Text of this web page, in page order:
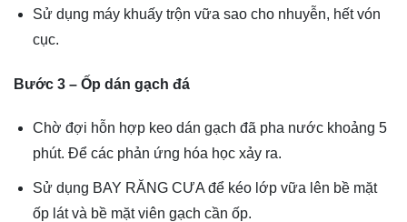
Sử dụng máy khuấy trộn vữa sao cho nhuyễn, hết vón
cục.
Bước 3 – Ốp dán gạch đá
Chờ đợi hỗn hợp keo dán gạch đã pha nước khoảng 5
phút. Để các phản ứng hóa học xảy ra.
Sử dụng BAY RĂNG CƯA để kéo lớp vữa lên bề mặt
ốp lát và bề mặt viên gạch cần ốp.